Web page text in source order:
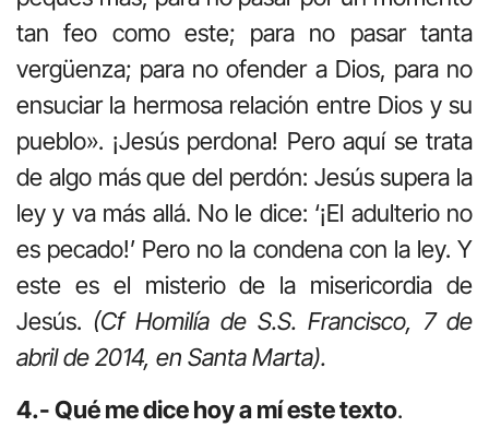
tan feo como este; para no pasar tanta
vergüenza; para no ofender a Dios, para no
ensuciar la hermosa relación entre Dios y su
pueblo». ¡Jesús perdona! Pero aquí se trata
de algo más que del perdón: Jesús supera la
ley y va más allá. No le dice: ‘¡El adulterio no
es pecado!’ Pero no la condena con la ley. Y
este es el misterio de la misericordia de
Jesús. (Cf Homilía de S.S. Francisco, 7 de
abril de 2014, en Santa Marta).
4.- Qué me dice hoy a mí este texto.